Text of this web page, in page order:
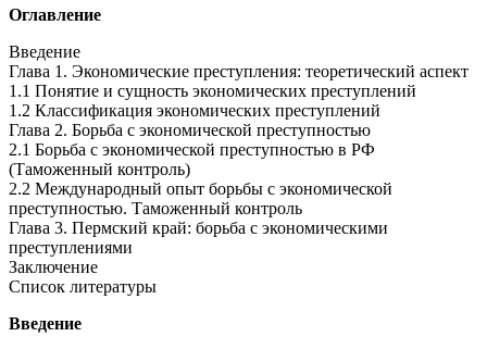
Оглавление
Введение
Глава 1. Экономические преступления: теоретический аспект
1.1 Понятие и сущность экономических преступлений
1.2 Классификация экономических преступлений
Глава 2. Борьба с экономической преступностью
2.1 Борьба с экономической преступностью в РФ
(Таможенный контроль)
2.2 Международный опыт борьбы с экономической
преступностью. Таможенный контроль
Глава 3. Пермский край: борьба с экономическими
преступлениями
Заключение
Список литературы
Введение